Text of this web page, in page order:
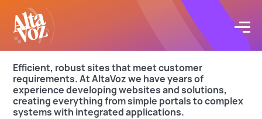
Click acá para ir directamente al contenido
Proyectos
Servicios
Efficient, robust sites that meet customer
requirements. At AltaVoz we have years of
experience developing websites and solutions,
creating everything from simple portals to complex
systems with integrated applications.